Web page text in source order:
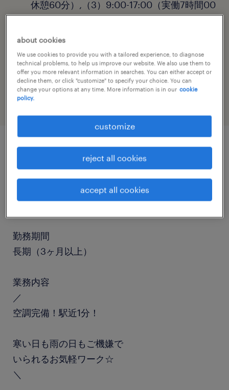
休憩60分）,（3）9:00-17:00（実働7時間00
job category
warehousing & distribution
仕分け・ピッキング・梱包、検品、清掃、入出荷
勤務期間
長期（3ヶ月以上）
業務内容
／
空調完備！駅近1分！
寒い日も雨の日もご機嫌で
いられるお気軽ワーク☆
＼
about cookies
We use cookies to provide you with a tailored experience, to diagnose
technical problems, to help us improve our website. We also use them to
offer you more relevant information in searches. You can either accept or
decline them, or click "customize" to specify your choice. You can
change your options at any time. More information is in our cookie
policy.
customize
reject all cookies
accept all cookies